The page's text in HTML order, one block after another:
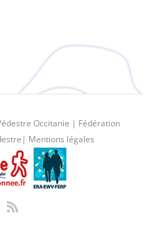
Occitanie | Fédération
| Mentions légales